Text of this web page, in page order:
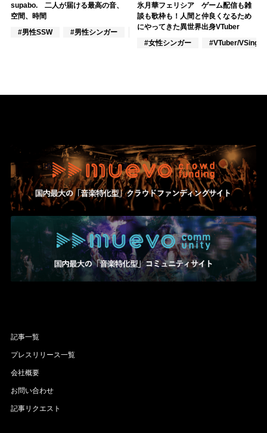
supabo. 二人が届ける最高の音、
空間、時間
#男性SSW
#男性シンガー #男性シンガーグループ
氷月華フェリシア ゲーム配信も雑
談も歌枠も！人間と仲良くなるため
にやってきた異世界出身VTuber
#女性シンガー
#VTuber/VSinger
記事一覧
プレスリリース一覧
会社概要
お問い合わせ
記事リクエスト